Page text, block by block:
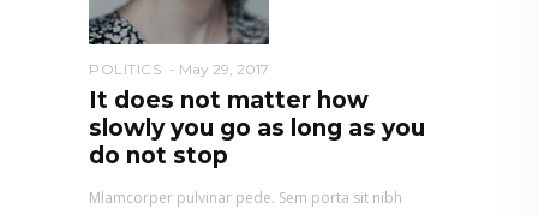
POLITICS May 29, 2017
It does not matter how
slowly you go as long as you
do not stop
Mlamcorper pulvinar pede. Sem porta sit nibh